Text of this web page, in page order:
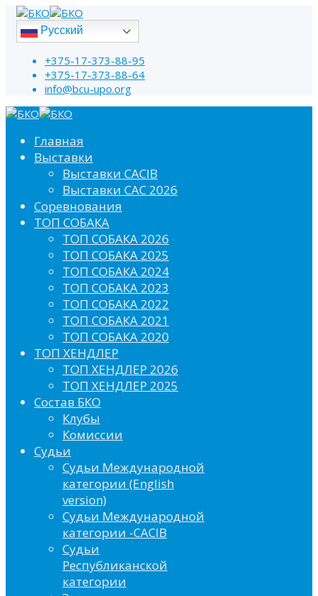
Русский
+375-17-373-88-95
+375-17-373-88-64
info@bcu-upo.org
Главная
Выставки
Выставки CACIB
Выставки САС 2026
Соревнования
ТОП СОБАКА
ТОП СОБАКА 2026
ТОП СОБАКА 2025
ТОП СОБАКА 2024
ТОП СОБАКА 2023
ТОП СОБАКА 2022
ТОП СОБАКА 2021
ТОП СОБАКА 2020
ТОП ХЕНДЛЕР
ТОП ХЕНДЛЕР 2026
ТОП ХЕНДЛЕР 2025
Состав БКО
Клубы
Комиссии
Судьи
Судьи Международной
категории (English
version)
Судьи Международной
категории -CACIB
Судьи
Республиканской
категории